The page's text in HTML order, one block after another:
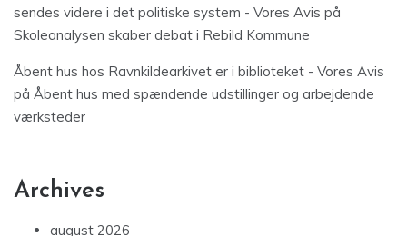
sendes videre i det politiske system - Vores Avis på
Skoleanalysen skaber debat i Rebild Kommune
Åbent hus hos Ravnkildearkivet er i biblioteket - Vores Avis
på Åbent hus med spændende udstillinger og arbejdende
værksteder
Archives
august 2026